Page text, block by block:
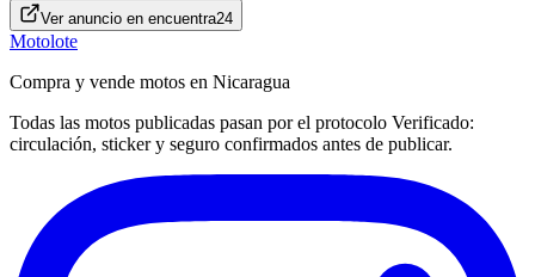
Ver anuncio en encuentra24
Motolote
Compra y vende motos en Nicaragua
Todas las motos publicadas pasan por el protocolo Verificado:
circulación, sticker y seguro confirmados antes de publicar.